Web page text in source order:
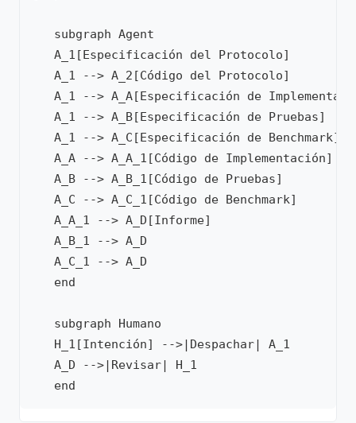
   subgraph Agent
   A_1[Especificación del Protocolo]
   A_1 --> A_2[Código del Protocolo]
A_1 --> A_A[Especificación de
   A_1 --> A_B[Especificación de Pruebas]
   A_1 --> A_C[Especificación de Benchmark]
   A_A --> A_A_1[Código de Implementación]
   A_B --> A_B_1[Código de Pruebas]
   A_C --> A_C_1[Código de Benchmark]
   A_A_1 --> A_D[Informe]
   A_B_1 --> A_D
   A_C_1 --> A_D
   end
   subgraph Humano
   H_1[Intención] -->|Despachar| A_1
   A_D -->|Revisar| H_1